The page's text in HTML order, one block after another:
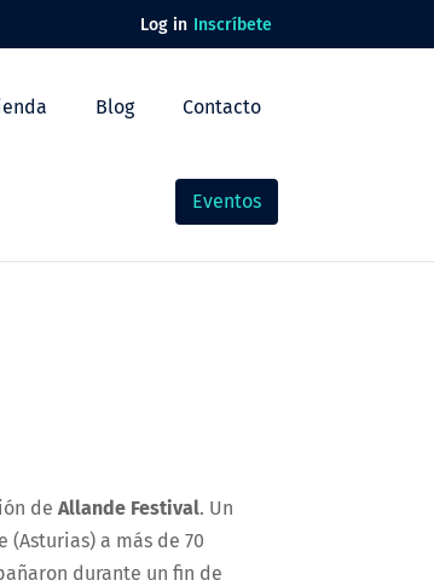
Log in Inscríbete
Blog Contacto
Eventos
de Allande Festival. Un
a más de 70
durante un fin de